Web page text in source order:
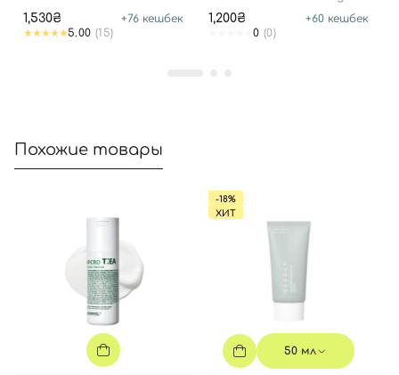
1,530₴ +76 кешбек
5.00 (15)
1,200₴ +60 кешбек
0 (0)
Похожие товары
-18%
ХИТ
50 мл
Отправляя форму для авторизации/регистрации, вы
принимаете условия
Пользовательские соглашения